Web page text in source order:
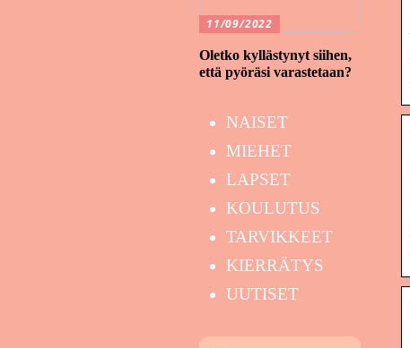
11/09/2022
Oletko kyllästynyt siihen,
että pyöräsi varastetaan?
NAISET
MIEHET
LAPSET
KOULUTUS
TARVIKKEET
KIERRÄTYS
UUTISET